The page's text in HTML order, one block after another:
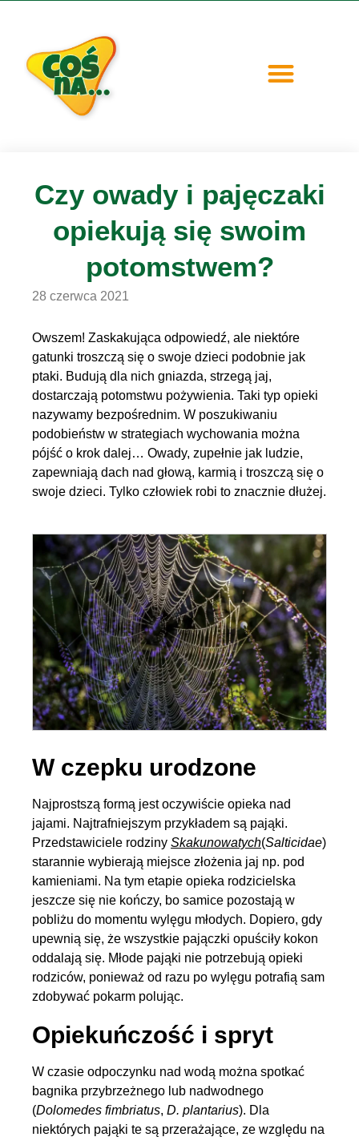
Czy owady i pajęczaki
opiekują się swoim
potomstwem?
28 czerwca 2021
Owszem! Zaskakująca odpowiedź, ale niektóre
gatunki troszczą się o swoje dzieci podobnie jak
ptaki. Budują dla nich gniazda, strzegą jaj,
dostarczają potomstwu pożywienia. Taki typ opieki
nazywamy bezpośrednim. W poszukiwaniu
podobieństw w strategiach wychowania można
pójść o krok dalej… Owady, zupełnie jak ludzie,
zapewniają dach nad głową, karmią i troszczą się o
swoje dzieci. Tylko człowiek robi to znacznie dłużej.
W czepku urodzone
Najprostszą formą jest oczywiście opieka nad
jajami. Najtrafniejszym przykładem są pająki.
Przedstawiciele rodziny Skakunowatych(Salticidae)
starannie wybierają miejsce złożenia jaj np. pod
kamieniami. Na tym etapie opieka rodzicielska
jeszcze się nie kończy, bo samice pozostają w
pobliżu do momentu wylęgu młodych. Dopiero, gdy
upewnią się, że wszystkie pajączki opuściły kokon
oddalają się. Młode pająki nie potrzebują opieki
rodziców, ponieważ od razu po wylęgu potrafią sam
zdobywać pokarm polując.
Opiekuńczość i spryt
W czasie odpoczynku nad wodą można spotkać
bagnika przybrzeżnego lub nadwodnego
(Dolomedes fimbriatus, D. plantarius). Dla
niektórych pająki te są przerażające, ze względu na